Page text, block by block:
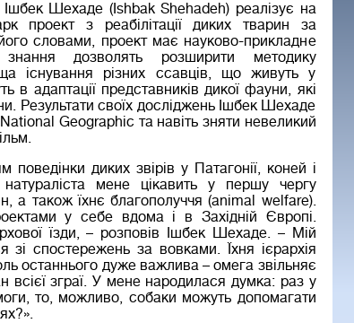
Ішбек Шехаде (Ishbak Shehadeh) реалізує на
проект з реабілітації диких тварин за
словами, проект має науково-прикладне
знання дозволять розширити методику
існування різних ссавців, що живуть у
в адаптації представників дикої фауни, які
Результати своїх досліджень Ішбек Шехаде
Geographic та навіть зняти невеликий
диких звірів у Патагонії, коней і
мене цікавить у першу чергу
а також їхнє благополуччя (аnimal welfare).
у себе вдома і в Західній Європі.
їзди, – розповів Ішбек Шехаде. – Мій
зі спостережень за вовками. Їхня ієрархія
останнього дуже важлива – омега звільняє
всієї зграї. У мене народилася думка: раз у
то, можливо, собаки можуть допомагати